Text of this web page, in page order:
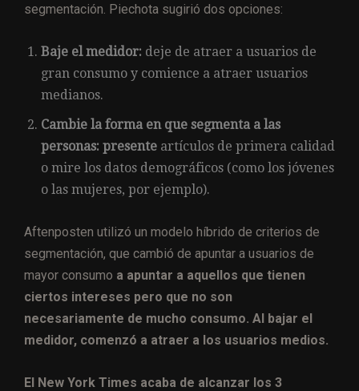
segmentación. Piechota sugirió dos opciones:
Baje el medidor: deje de atraer a usuarios de
gran consumo ​​y comience a atraer usuarios
medianos.
Cambie la forma en que segmenta a las
personas: presente artículos de primera calidad
o mire los datos demográficos (como los jóvenes
o las mujeres, por ejemplo).
Aftenposten utilizó un modelo híbrido de criterios de
segmentación, que cambió de apuntar a usuarios de
mayor consumo ​​a apuntar a aquellos que tienen
ciertos intereses pero que no son
necesariamente de mucho consumo. Al bajar el
medidor, comenzó a atraer a los usuarios medios.
El New York Times acaba de alcanzar los 3